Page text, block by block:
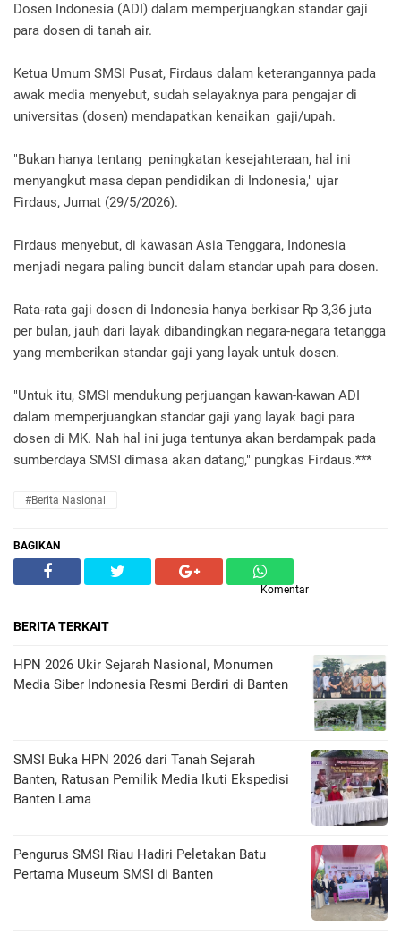
Dosen Indonesia (ADI) dalam memperjuangkan standar gaji
para dosen di tanah air.
Ketua Umum SMSI Pusat, Firdaus dalam keterangannya pada
awak media menyebut, sudah selayaknya para pengajar di
universitas (dosen) mendapatkan kenaikan gaji/upah.
"Bukan hanya tentang peningkatan kesejahteraan, hal ini
menyangkut masa depan pendidikan di Indonesia," ujar
Firdaus, Jumat (29/5/2026).
Firdaus menyebut, di kawasan Asia Tenggara, Indonesia
menjadi negara paling buncit dalam standar upah para dosen.
Rata-rata gaji dosen di Indonesia hanya berkisar Rp 3,36 juta
per bulan, jauh dari layak dibandingkan negara-negara tetangga
yang memberikan standar gaji yang layak untuk dosen.
"Untuk itu, SMSI mendukung perjuangan kawan-kawan ADI
dalam memperjuangkan standar gaji yang layak bagi para
dosen di MK. Nah hal ini juga tentunya akan berdampak pada
sumberdaya SMSI dimasa akan datang," pungkas Firdaus.***
#berita Nasional
BAGIKAN
Komentar
BERITA TERKAIT
HPN 2026 Ukir Sejarah Nasional, Monumen
Media Siber Indonesia Resmi Berdiri di Banten
SMSI Buka HPN 2026 dari Tanah Sejarah
Banten, Ratusan Pemilik Media Ikuti Ekspedisi
Banten Lama
Pengurus SMSI Riau Hadiri Peletakan Batu
Pertama Museum SMSI di Banten